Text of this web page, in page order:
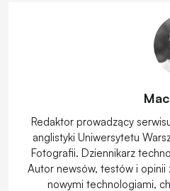
Redaktor prowadzący
anglistyki Uniwersytetu
Fotografii. Dziennikarz
Autor newsów, testów i
nowymi technologiami,